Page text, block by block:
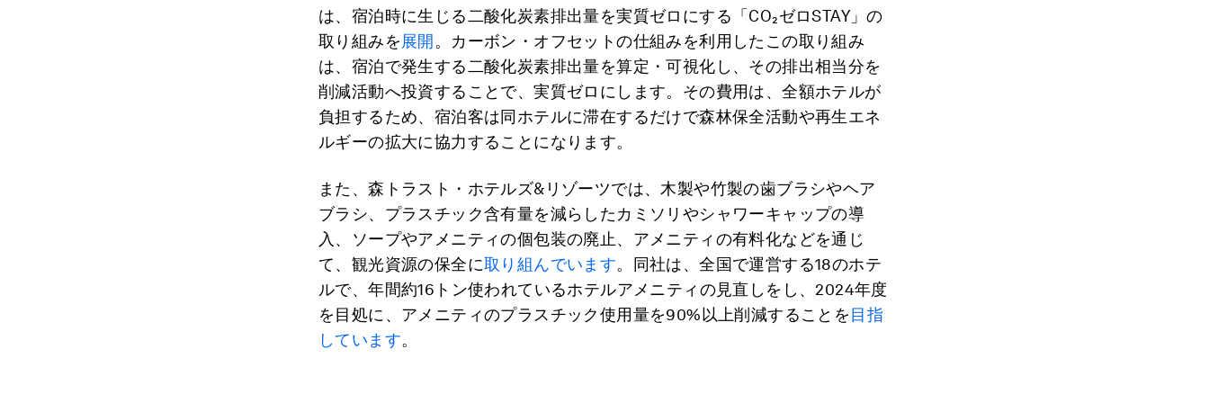
は、宿泊時に生じる二酸化炭素排出量を実質ゼロにする「CO₂ゼロSTAY」の
取り組みを展開 。カーボン・オフセットの仕組みを利用したこの取り組み
は、宿泊で発生する二酸化炭素排出量を算定・可視化し、その排出相当分を
削減活動へ投資することで、実質ゼロにします。その費用は、全額ホテルが
負担するため、宿泊客は同ホテルに滞在するだけで森林保全活動や再生エネ
ルギーの拡大に協力することになります。
また、森トラスト・ホテルズ&リゾーツでは、木製や竹製の歯ブラシやヘア
ブラシ、プラスチック含有量を減らしたカミソリやシャワーキャップの導
入、ソープやアメニティの個包装の廃止、アメニティの有料化などを通じ
て、観光資源の保全に取り組んでいます。同社は、全国で運営する18のホテ
ルで、年間約16トン使われているホテルアメニティの見直しをし、2024年度
を目処に、アメニティのプラスチック使用量を90%以上削減することを目指
しています。